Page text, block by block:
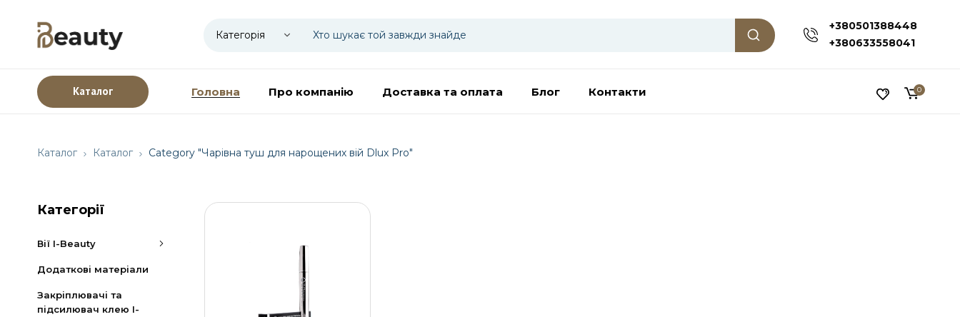
+380501388448
+380633558041
Каталог Головна Про компанію Доставка та оплата Блог Контакти 0
Каталог Каталог Category "Чарівна туш для нарощених вій Dlux Pro"
Категорії
Вії I-Beauty
Додаткові матеріали
Закріплювачі та
підсилювач клею I-